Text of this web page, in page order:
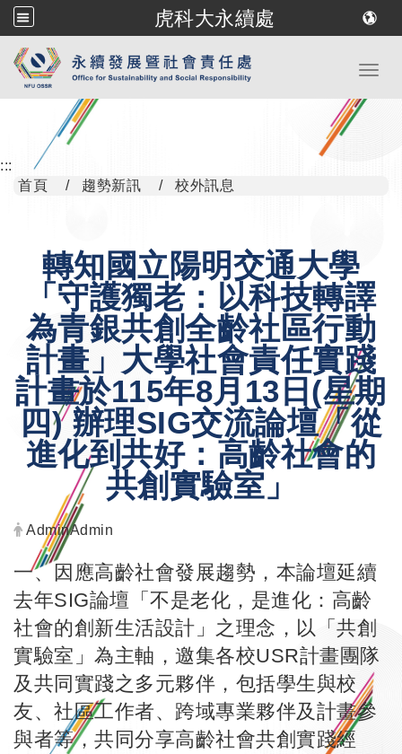
虎科大永續處
跳到主要內容
:::
首頁
趨勢新訊 校外訊息
轉知國立陽明交通大學
「守護獨老：以科技轉譯
為青銀共創全齡社區行動
計畫」大學社會責任實踐
計畫於115年8月13日(星期
四) 辦理SIG交流論壇「從
進化到共好：高齡社會的
共創實驗室」
發布者：
AdminAdmin
一、因應高齡社會發展趨勢，本論壇延續
去年SIG論壇「不是老化，是進化：高齡
社會的創新生活設計」之理念，以「共創
實驗室」為主軸，邀集各校USR計畫團隊
及共同實踐之多元夥伴，包括學生與校
友、社區工作者、跨域專業夥伴及計畫參
與者等，共同分享高齡社會共創實踐經